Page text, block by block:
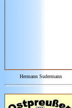
Hermann Sudermann